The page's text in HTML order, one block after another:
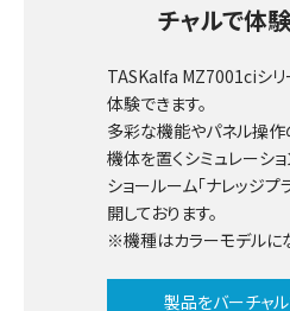
チャルで体
TASKalfa MZ7001ciシリ
体験できます。
多彩な機能やパネル操作
機体を置くシミュレーシ
ショールーム「ナレッジプ
開しております。
※機種はカラーモデルに
製品をバーチャ